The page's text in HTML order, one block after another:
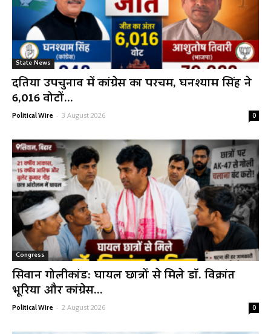
State News
दतिया उपचुनाव में कांग्रेस का परचम, घनश्याम सिंह ने
6,016 वोटों...
Political Wire - 3 August 2026 0
Congress
सिवान गोलीकांड: घायल छात्रों से मिले डॉ. विक्रांत
भूरिया और कांग्रेस...
Political Wire - 2 August 2026 0